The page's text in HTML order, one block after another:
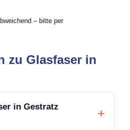
– bitte per
zu Glasfaser in
in Gestratz